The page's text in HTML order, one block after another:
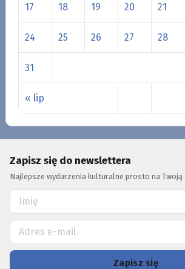
« lip
17 18 19 20 21
24 25 26 27 28
31
Zapisz się do newslettera
Najlepsze wydarzenia kulturalne prosto na Twoją
Zapisz się